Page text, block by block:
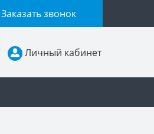
Заказать звонок
Личный кабинет